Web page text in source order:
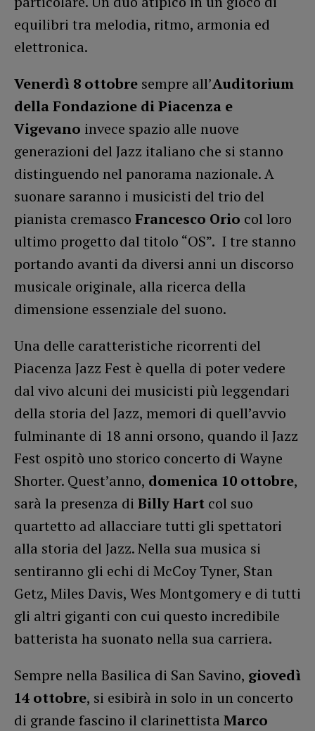
equilibri tra melodia, ritmo, armonia ed
elettronica.
Venerdì 8 ottobre sempre all’Auditorium
della Fondazione di Piacenza e
Vigevano invece spazio alle nuove
generazioni del Jazz italiano che si stanno
distinguendo nel panorama nazionale. A
suonare saranno i musicisti del trio del
pianista cremasco Francesco Orio col loro
ultimo progetto dal titolo “OS”. I tre stanno
portando avanti da diversi anni un discorso
musicale originale, alla ricerca della
dimensione essenziale del suono.
Una delle caratteristiche ricorrenti del
Piacenza Jazz Fest è quella di poter vedere
dal vivo alcuni dei musicisti più leggendari
della storia del Jazz, memori di quell’avvio
fulminante di 18 anni orsono, quando il Jazz
Fest ospitò uno storico concerto di Wayne
Shorter. Quest’anno, domenica 10 ottobre,
sarà la presenza di Billy Hart col suo
quartetto ad allacciare tutti gli spettatori
alla storia del Jazz. Nella sua musica si
sentiranno gli echi di McCoy Tyner, Stan
Getz, Miles Davis, Wes Montgomery e di tutti
gli altri giganti con cui questo incredibile
batterista ha suonato nella sua carriera.
Sempre nella Basilica di San Savino, giovedì
14 ottobre, si esibirà in solo in un concerto
di grande fascino il clarinettista Marco